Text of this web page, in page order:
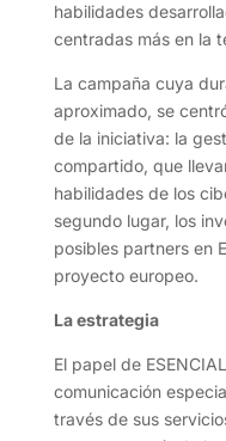
habilidades
centradas más en la
La campaña cuya
aproximado, se
de la iniciativa: la
compartido, que
habilidades de los
segundo lugar, los
posibles partners en
proyecto europeo.
La estrategia
El papel de
comunicación
través de sus